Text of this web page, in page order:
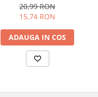
20,99 RON
15,74 RON
ADAUGA IN COS